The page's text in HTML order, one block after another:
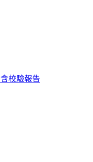
校驗報告